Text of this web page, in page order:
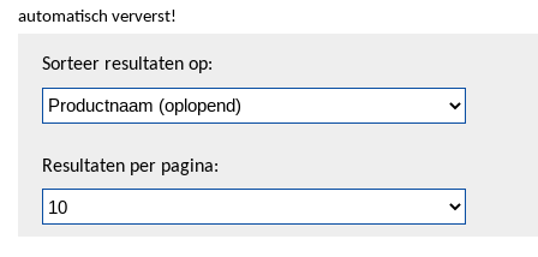
automatisch ververst!
pagineren
Sorteer resultaten op:
Resultaten per pagina: